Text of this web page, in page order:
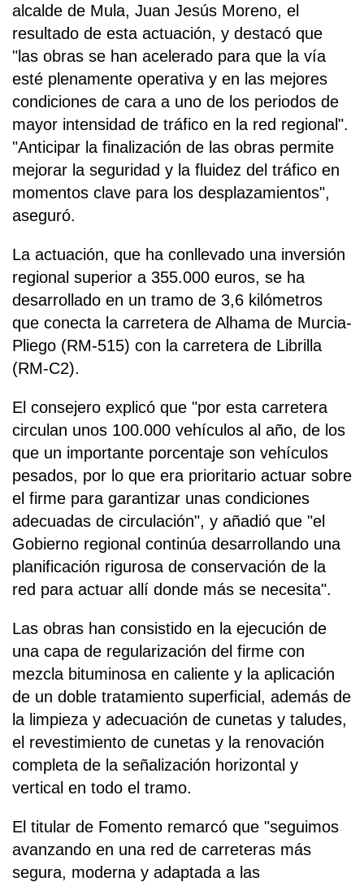
alcalde de Mula, Juan Jesús Moreno, el
resultado de esta actuación, y destacó que
"las obras se han acelerado para que la vía
esté plenamente operativa y en las mejores
condiciones de cara a uno de los periodos de
mayor intensidad de tráfico en la red regional".
"Anticipar la finalización de las obras permite
mejorar la seguridad y la fluidez del tráfico en
momentos clave para los desplazamientos",
aseguró.
La actuación, que ha conllevado una inversión
regional superior a 355.000 euros, se ha
desarrollado en un tramo de 3,6 kilómetros
que conecta la carretera de Alhama de Murcia-
Pliego (RM-515) con la carretera de Librilla
(RM-C2).
El consejero explicó que "por esta carretera
circulan unos 100.000 vehículos al año, de los
que un importante porcentaje son vehículos
pesados, por lo que era prioritario actuar sobre
el firme para garantizar unas condiciones
adecuadas de circulación", y añadió que "el
Gobierno regional continúa desarrollando una
planificación rigurosa de conservación de la
red para actuar allí donde más se necesita".
Las obras han consistido en la ejecución de
una capa de regularización del firme con
mezcla bituminosa en caliente y la aplicación
de un doble tratamiento superficial, además de
la limpieza y adecuación de cunetas y taludes,
el revestimiento de cunetas y la renovación
completa de la señalización horizontal y
vertical en todo el tramo.
El titular de Fomento remarcó que "seguimos
avanzando en una red de carreteras más
segura, moderna y adaptada a las